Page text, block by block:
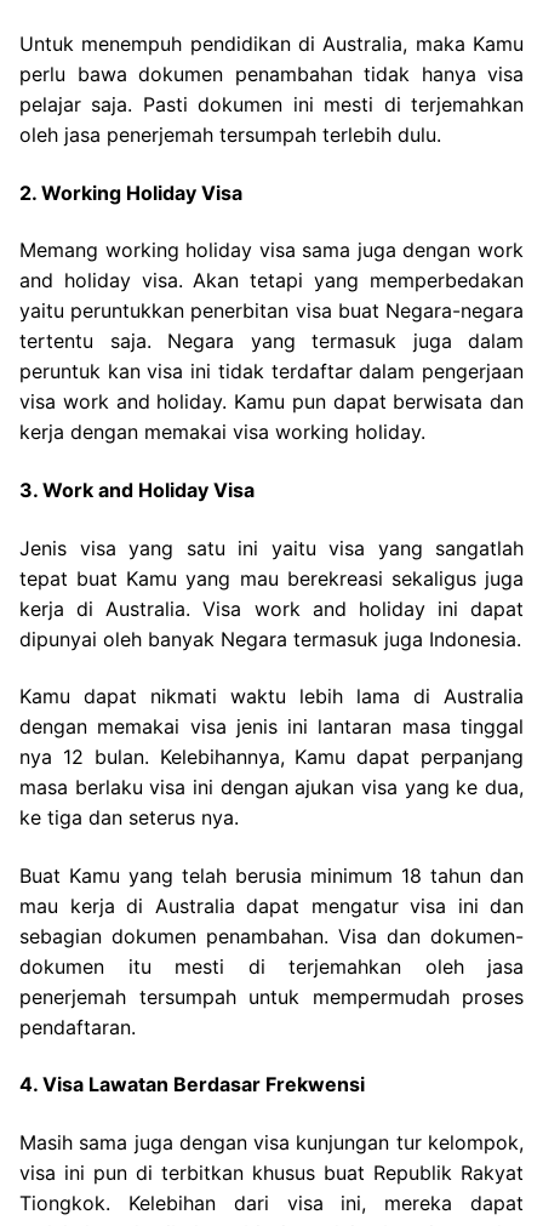
Untuk menempuh pendidikan di Australia, maka Kamu
perlu bawa dokumen penambahan tidak hanya visa
pelajar saja. Pasti dokumen ini mesti di terjemahkan
oleh jasa penerjemah tersumpah terlebih dulu.
2. Working Holiday Visa
Memang working holiday visa sama juga dengan work
and holiday visa. Akan tetapi yang memperbedakan
yaitu peruntukkan penerbitan visa buat Negara-negara
tertentu saja. Negara yang termasuk juga dalam
peruntuk kan visa ini tidak terdaftar dalam pengerjaan
visa work and holiday. Kamu pun dapat berwisata dan
kerja dengan memakai visa working holiday.
3. Work and Holiday Visa
Jenis visa yang satu ini yaitu visa yang sangatlah
tepat buat Kamu yang mau berekreasi sekaligus juga
kerja di Australia. Visa work and holiday ini dapat
dipunyai oleh banyak Negara termasuk juga Indonesia.
Kamu dapat nikmati waktu lebih lama di Australia
dengan memakai visa jenis ini lantaran masa tinggal
nya 12 bulan. Kelebihannya, Kamu dapat perpanjang
masa berlaku visa ini dengan ajukan visa yang ke dua,
ke tiga dan seterus nya.
Buat Kamu yang telah berusia minimum 18 tahun dan
mau kerja di Australia dapat mengatur visa ini dan
sebagian dokumen penambahan. Visa dan dokumen-
dokumen itu mesti di terjemahkan oleh jasa
penerjemah tersumpah untuk mempermudah proses
pendaftaran.
4. Visa Lawatan Berdasar Frekwensi
Masih sama juga dengan visa kunjungan tur kelompok,
visa ini pun di terbitkan khusus buat Republik Rakyat
Tiongkok. Kelebihan dari visa ini, mereka dapat